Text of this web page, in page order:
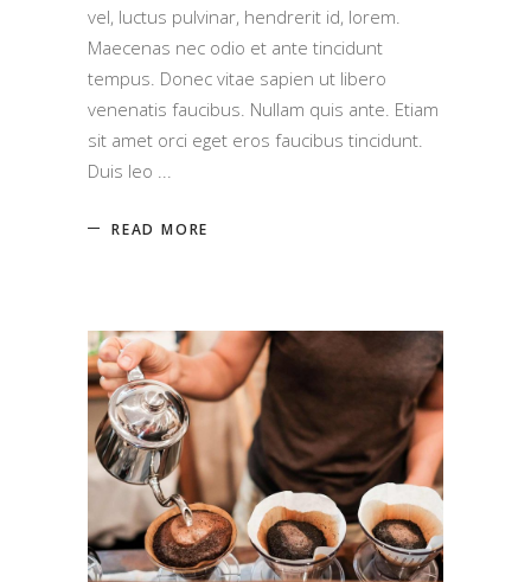
vel, luctus pulvinar, hendrerit id, lorem.
Maecenas nec odio et ante tincidunt
tempus. Donec vitae sapien ut libero
venenatis faucibus. Nullam quis ante. Etiam
sit amet orci eget eros faucibus tincidunt.
Duis leo
READ MORE